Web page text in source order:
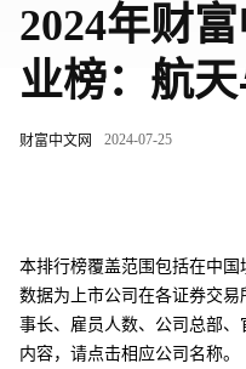
2024年财
业榜：航
财富中文网 2024-07-25
本排行榜覆盖范围包括在中
数据为上市公司在各证券交
事长、雇员人数、公司总部
内容，请点击相应公司名称。